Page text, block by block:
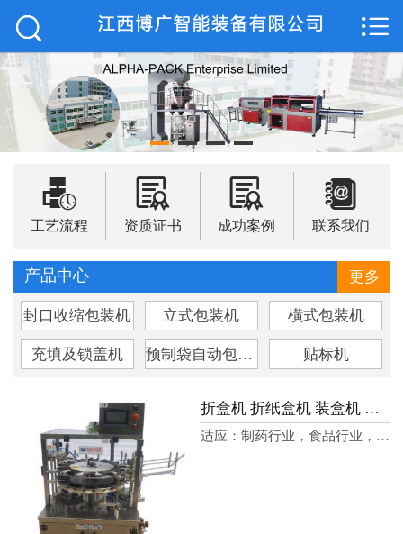
 网站首页
关于我们
最新资讯
技术支持
资质荣誉
联系我们
 


工艺流程

资质证书

成功案例

联系我们
产品中心 更多
封口收缩包装机 立式包装机 橫式包装机
充填及锁盖机 预制袋自动包装机 贴标机
折盒机 折纸盒机 装盒机 纸盒装盒机 半自动 全自动
适应：制药行业，食品行业，化妆品行业，电